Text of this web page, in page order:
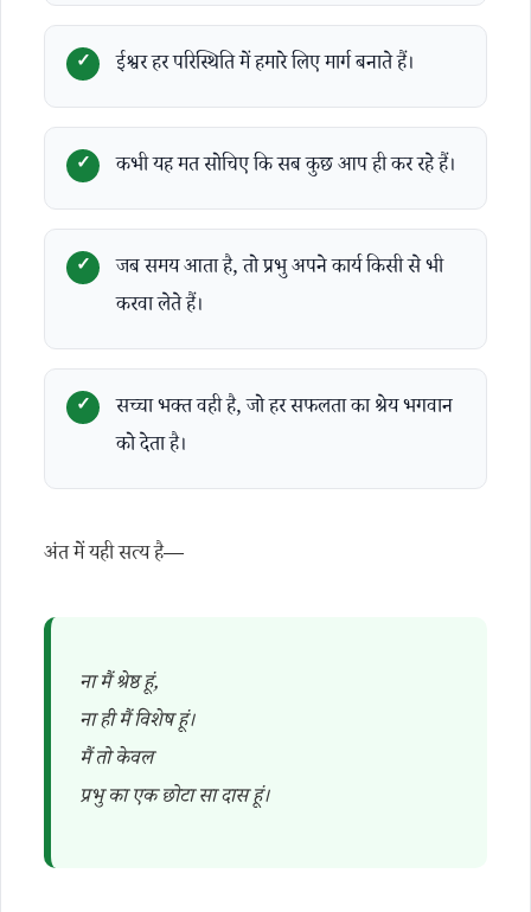
ईश्वर हर परिस्थिति में हमारे लिए मार्ग बनाते हैं।
कभी यह मत सोचिए कि सब कुछ आप ही कर रहे हैं।
जब समय आता है, तो प्रभु अपने कार्य किसी से भी
करवा लेते हैं।
सच्चा भक्त वही है, जो हर सफलता का श्रेय भगवान
को देता है।
अंत में यही सत्य है—
ना मैं श्रेष्ठ हूं,
ना ही मैं विशेष हूं।
मैं तो केवल
प्रभु का एक छोटा सा दास हूं।